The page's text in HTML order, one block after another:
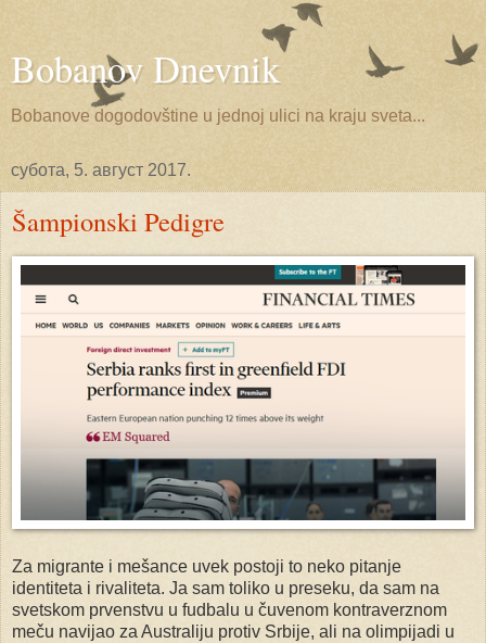
Bobanov Dnevnik
Bobanove dogodovštine u jednoj ulici na kraju sveta...
субота, 5. август 2017.
Šampionski Pedigre
Za migrante i mešance uvek postoji to neko pitanje
identiteta i rivaliteta. Ja sam toliko u preseku, da sam na
svetskom prvenstvu u fudbalu u čuvenom kontraverznom
meču navijao za Australiju protiv Srbije, ali na olimpijadi u